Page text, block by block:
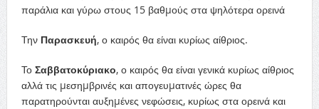
παράλια και γύρω στους 15 βαθµούς στα ψηλότερα ορεινά
Την Παρασκευή, ο καιρός θα είναι κυρίως αίθριος.
Το Σαββατοκύριακο, ο καιρός θα είναι γενικά κυρίως αίθριος
αλλά τις µεσηµβρινές και απογευµατινές ώρες θα
παρατηρούνται αυξηµένες νεφώσεις, κυρίως στα ορεινά και